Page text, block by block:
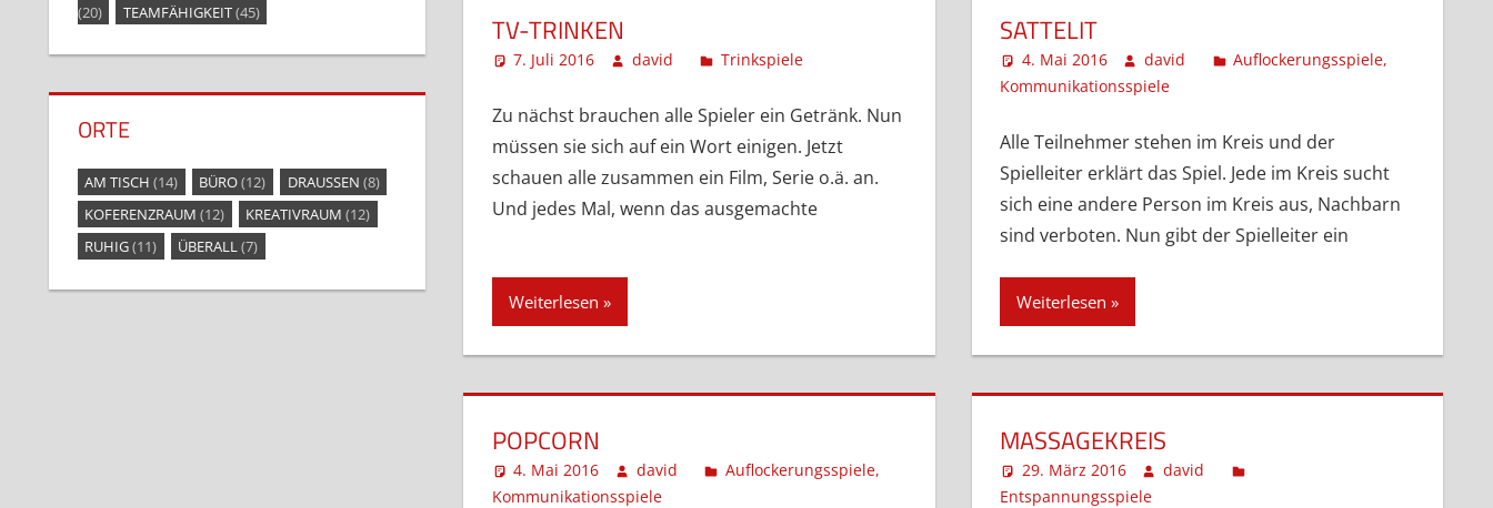
TV-TRINKEN
7. Juli 2016 david Trinkspiele Kommentar hinterlassen
Zu nächst brauchen alle Spieler ein Getränk. Nun
müssen sie sich auf ein Wort einigen. Jetzt
schauen alle zusammen ein Film, Serie o.ä. an.
Und jedes Mal, wenn das ausgemachte
Weiterlesen
SATTELIT
4. Mai 2016 david Auflockerungsspiele,
Kommunikationsspiele
Alle Teilnehmer stehen im Kreis und der
Spielleiter erklärt das Spiel. Jede im Kreis sucht
sich eine andere Person im Kreis aus, Nachbarn
sind verboten. Nun gibt der Spielleiter ein
Weiterlesen
POPCORN
4. Mai 2016 david Auflockerungsspiele,
Kommunikationsspiele
MASSAGEKREIS
29. März 2016
david
Entspannungsspiele
(20)
TEAMFÄHIGKEIT(45)
ORTE
AM TISCH (14) BÜRO(12) DRAUSSEN
(8)
KOFERENZRAUM (12) KREATIVRAUM (12)
RUHIG(11) ÜBERALL(7)